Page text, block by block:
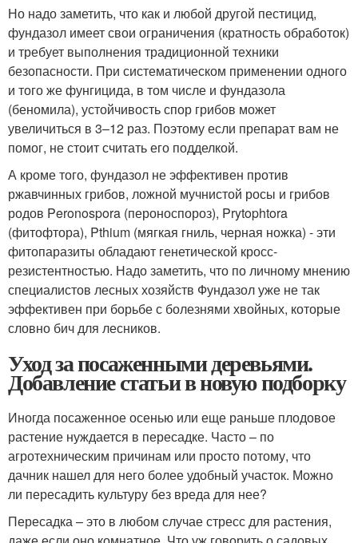
Но надо заметить, что как и любой другой пестицид,
фундазол имеет свои ограничения (кратность обработок)
и требует выполнения традиционной техники
безопасности. При систематическом применении одного
и того же фунгицида, в том числе и фундазола
(беномила), устойчивость спор грибов может
увеличиться в 3–12 раз. Поэтому если препарат вам не
помог, не стоит считать его подделкой.
А кроме того, фундазол не эффективен против
ржавчинных грибов, ложной мучнистой росы и грибов
родов Peronospora (пероноспороз), Prytophtora
(фитофтора), Pthium (мягкая гниль, черная ножка) - эти
фитопаразиты обладают генетической кросс-
резистентностью. Надо заметить, что по личному мнению
специалистов лесных хозяйств Фундазол уже не так
эффективен при борьбе с болезнями хвойных, которые
словно бич для лесников.
Уход за посаженными деревьями.
Добавление статьи в новую подборку
Иногда посаженное осенью или еще раньше плодовое
растение нуждается в пересадке. Часто – по
агротехническим причинам или просто потому, что
дачник нашел для него более удобный участок. Можно
ли пересадить культуру без вреда для нее?
Пересадка – это в любом случае стресс для растения,